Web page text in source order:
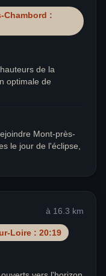
Chambord :
de la
optimale de
Mont-près-
le jour de l'éclipse,
à 16.3 km
Loire : 20:19